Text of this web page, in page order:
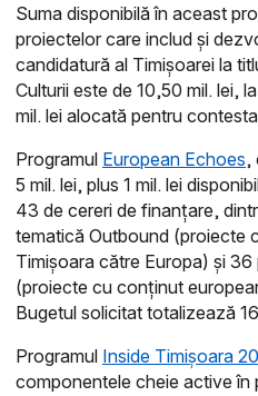
Suma disponibilă în aceast
proiectelor care includ și
candidatură al Timișoarei la
Culturii este de 10,50 mil. lei,
mil. lei alocată pentru
Programul European Echoes,
5 mil. lei, plus 1 mil. lei
43 de cereri de finanțare,
tematică Outbound (proiecte
Timișoara către Europa) și
(proiecte cu conținut
Bugetul solicitat totalizează
Programul Inside Timișoara
componentele cheie active în